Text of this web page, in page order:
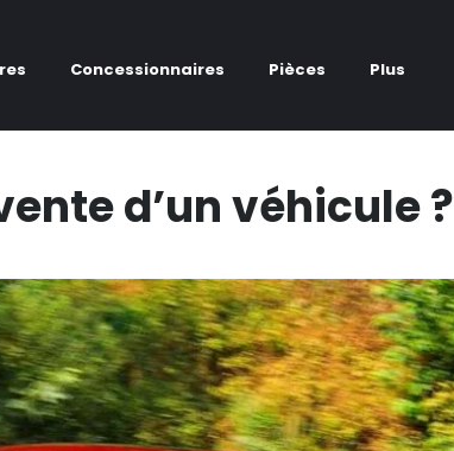
Concessionnaires Pièces Plus
d’un véhicule ?